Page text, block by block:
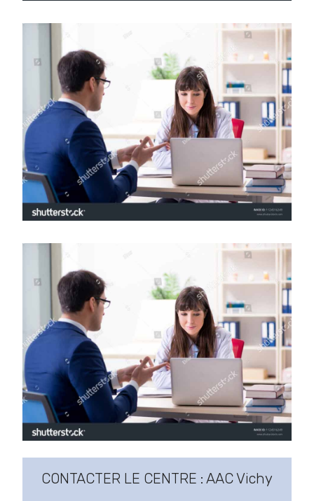
CONTACTER LE CENTRE : AAC Vichy